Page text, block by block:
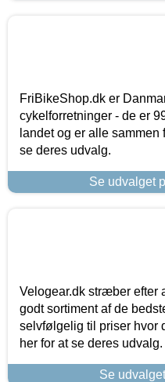
FriBikeShop.dk er
cykelforretninger - de er
landet og er alle
se deres udvalg.
Se udvalget
Velogear.dk stræber efter
godt sortiment af de
selvfølgelig til priser hvor
her for at se deres udvalg.
Se